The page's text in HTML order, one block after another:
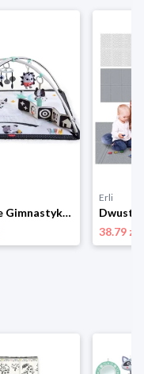
Tiny Love Gimnastyka dla bobasa z pałąkami - Magiczna Kraina - czarno-biała
Erli
38.79 zł